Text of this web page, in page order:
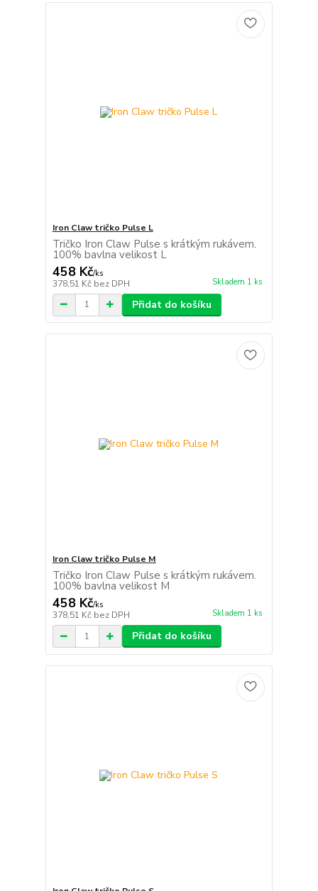
Iron Claw tričko Pulse L
Tričko Iron Claw Pulse s krátkým rukávem.
100% bavlna velikost L
458 Kč/ks
378,51 Kč bez DPH Skladem 1 ks
Přidat do košíku
Iron Claw tričko Pulse M
Tričko Iron Claw Pulse s krátkým rukávem.
100% bavlna velikost M
458 Kč/ks
378,51 Kč bez DPH Skladem 1 ks
Přidat do košíku